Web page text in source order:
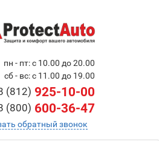
пн - пт: с 10.00 до 20.00
сб - вс: с 11.00 до 19.00
(812) 925-10-00
(800) 600-36-47
обратный звонок